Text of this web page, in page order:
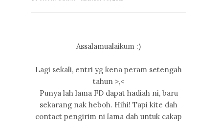
Assalamualaikum :)
Lagi sekali, entri yg kena peram setengah
tahun >,<
Punya lah lama FD dapat hadiah ni, baru
sekarang nak heboh. Hihi! Tapi kite dah
contact pengirim ni lama dah untuk cakap